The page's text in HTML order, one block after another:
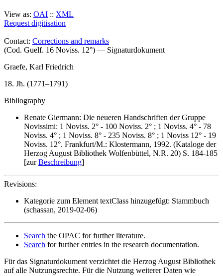
View as: OAI :: XML
Request digitisation
Contact: Corrections and remarks
(Cod. Guelf. 16 Noviss. 12°) — Signaturdokument
Graefe, Karl Friedrich
18. Jh. (1771–1791)
Bibliography
Renate Giermann: Die neueren Handschriften der Gruppe
Novissimi: 1 Noviss. 2° - 100 Noviss. 2° ; 1 Noviss. 4° - 78
Noviss. 4° ; 1 Noviss. 8° - 235 Noviss. 8° ; 1 Noviss 12° - 19
Noviss. 12°. Frankfurt/M.: Klostermann, 1992. (Kataloge der
Herzog August Bibliothek Wolfenbüttel, N.R. 20) S. 184-185
[zurBeschreibung]
Revisions:
Kategorie zum Element textClass hinzugefügt: Stammbuch
(schassan, 2019-02-06)
Search the OPAC for further literature.
Search for further entries in the research documentation.
Für das Signaturdokument verzichtet die Herzog August Bibliothek
auf alle Nutzungsrechte. Für die Nutzung weiterer Daten wie